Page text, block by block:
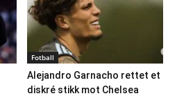
Fotball
Alejandro Garnacho rettet et
diskré stikk mot Chelsea